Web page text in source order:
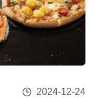
2024-12-24